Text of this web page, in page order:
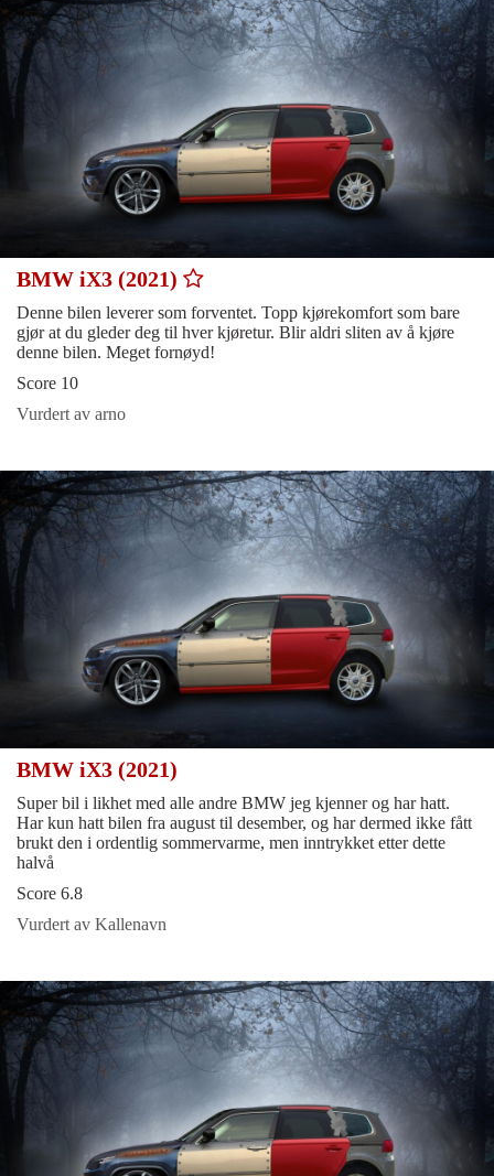
BMW iX3 (2021)
Denne bilen leverer som forventet. Topp kjørekomfort som bare
gjør at du gleder deg til hver kjøretur. Blir aldri sliten av å kjøre
denne bilen. Meget fornøyd!
Score 10
Vurdert av arno
BMW iX3 (2021)
Super bil i likhet med alle andre BMW jeg kjenner og har hatt.
Har kun hatt bilen fra august til desember, og har dermed ikke fått
brukt den i ordentlig sommervarme, men inntrykket etter dette
halvå
Score 6.8
Vurdert av Kallenavn